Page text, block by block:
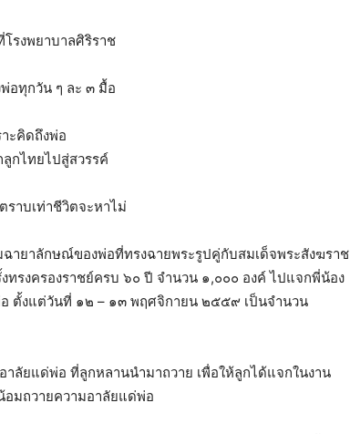
รงพยาบาลศิริราช
อทุกวัน ๆ ละ ๓ มื้อ
ะคิดถึงพ่อ
กไทยไปสู่สวรรค์
าบเท่าชีวิตจะหาไม่
ายาลักษณ์ของพ่อที่ทรงฉายพระรูปคู่กับสมเด็จพระสังฆราช
ทรงครองราชย์ครบ ๖๐ ปี จำนวน ๑,๐๐๐ องค์ ไปแจกพี่น้อง
ตั้งแต่วันที่ ๑๒ – ๑๓ พฤศจิกายน ๒๕๕๙ เป็นจำนวน
ลัยแด่พ่อ ที่ลูกหลานนำมาถวาย เพื่อให้ลูกได้แจกในงาน
มถวายความอาลัยแด่พ่อ